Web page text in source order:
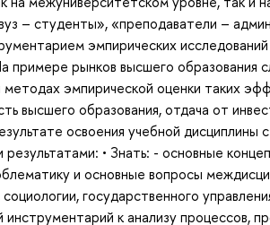
– студенты», «преподаватели –
эмпирических
примере рынков высшего образования
эмпирической оценки таких
высшего образования, отдача от
освоения учебной
• Знать: - основные
и основные вопросы
государственного
к анализу процессов,